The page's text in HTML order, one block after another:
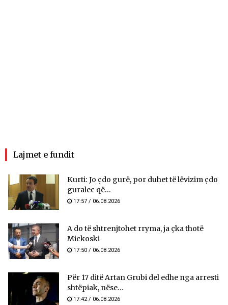
Lajmet e fundit
Kurti: Jo çdo gurë, por duhet të lëvizim çdo
guralec që...
17:57 / 06.08.2026
A do të shtrenjtohet rryma, ja çka thotë
Mickoski
17:50 / 06.08.2026
Për 17 ditë Artan Grubi del edhe nga arresti
shtëpiak, nëse...
17:42 / 06.08.2026